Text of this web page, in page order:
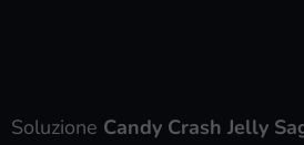
Soluzione Candy Crash Jelly